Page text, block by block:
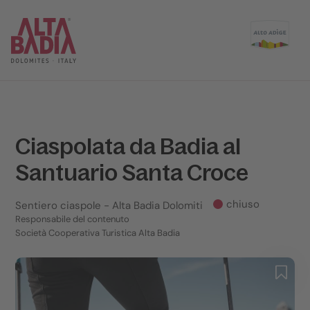
Ciaspolata da Badia al
Santuario Santa Croce
Sentiero ciaspole - Alta Badia Dolomiti chiuso
Responsabile del contenuto
Società Cooperativa Turistica Alta Badia